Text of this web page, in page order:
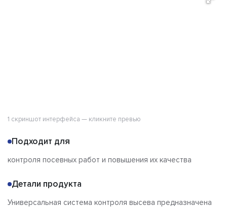
1 скриншот интерфейса — кликните превью
Подходит для
контроля посевных работ и повышения их качества
Детали продукта
Универсальная система контроля высева предназначена